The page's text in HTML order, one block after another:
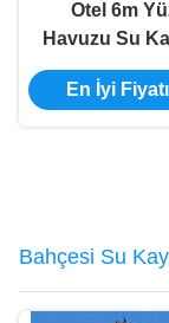
Otel 6m
Havuzu Su
Seti Statik
Fiberglas
En İyi
Bahçesi Su